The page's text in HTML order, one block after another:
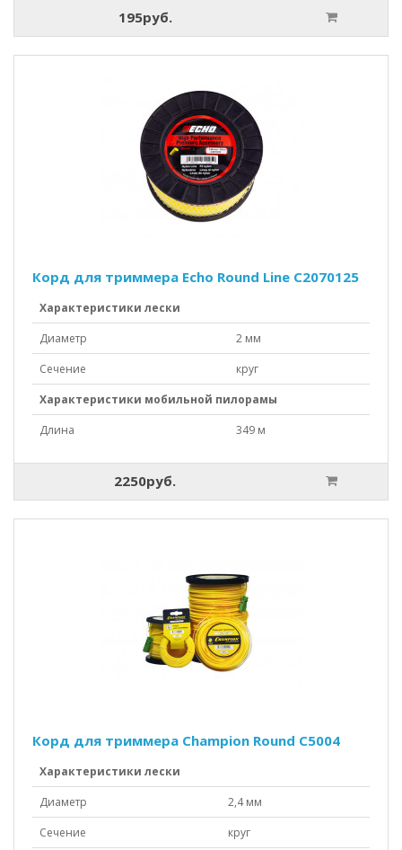
195руб.
Корд для триммера Echo Round Line C2070125
Характеристики лески
Диаметр
2 мм
Сечение
круг
Характеристики мобильной пилорамы
Длина
349 м
2250руб.
Корд для триммера Champion Round C5004
Характеристики лески
Диаметр
2,4 мм
Сечение
круг